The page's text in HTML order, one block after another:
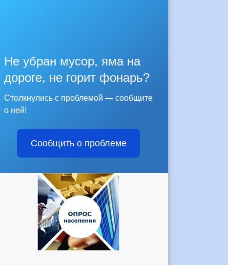
Не убран мусор, яма на
дороге, не горит фонарь?
Столкнулись с проблемой — сообщите
о ней!
Сообщить о проблеме